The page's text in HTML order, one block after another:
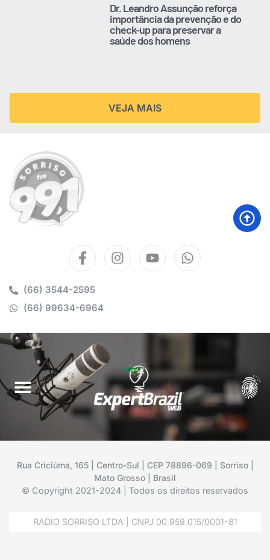
Dr. Leandro Assunção reforça
importância da prevenção e do
check-up para preservar a
saúde dos homens
VEJA MAIS
(66) 3544-2595
(66) 99634-6964
Rua Criciúma, 165 | Centro-Sul | CEP 78896-069 | Sorriso |
Mato Grosso | Brasil
© Copyright 2021-2024 | Todos os direitos reservados
RADIO SORRISO LTDA | CNPJ 00.959.015/0001-81